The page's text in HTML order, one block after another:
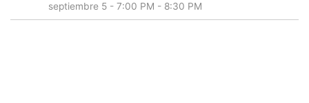
septiembre 5 - 7:00 PM - 8:30 PM